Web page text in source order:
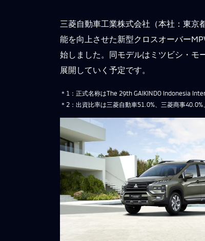
三菱自動車工業株式会社（本社：東京
能を向上させた新型クロスオーバー
始しました。同モデルはミツビシ・モ
展開していく予定です。
＊1：正式名称はThe 29th GAIKINDO Indonesia
＊2：出資比率は三菱自動車51.0%、三菱商事